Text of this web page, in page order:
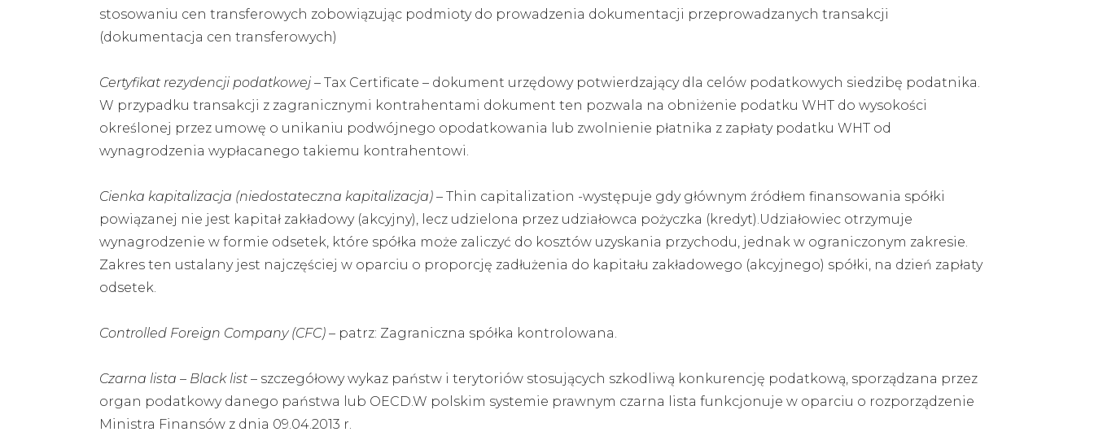
stosowaniu cen transferowych zobowiązując podmioty do prowadzenia dokumentacji przeprowadzanych transakcji
(dokumentacja cen transferowych)
Certyfikat rezydencji podatkowej – Tax Certificate – dokument urzędowy potwierdzający dla celów podatkowych siedzibę podatnika.
W przypadku transakcji z zagranicznymi kontrahentami dokument ten pozwala na obniżenie podatku WHT do wysokości
określonej przez umowę o unikaniu podwójnego opodatkowania lub zwolnienie płatnika z zapłaty podatku WHT od
wynagrodzenia wypłacanego takiemu kontrahentowi.
Cienka kapitalizacja (niedostateczna kapitalizacja) – Thin capitalization -występuje gdy głównym źródłem finansowania spółki
powiązanej nie jest kapitał zakładowy (akcyjny), lecz udzielona przez udziałowca pożyczka (kredyt).Udziałowiec otrzymuje
wynagrodzenie w formie odsetek, które spółka może zaliczyć do kosztów uzyskania przychodu, jednak w ograniczonym zakresie.
Zakres ten ustalany jest najczęściej w oparciu o proporcję zadłużenia do kapitału zakładowego (akcyjnego) spółki, na dzień zapłaty
odsetek.
Controlled Foreign Company (CFC) – patrz: Zagraniczna spółka kontrolowana.
Czarna lista – Black list – szczegółowy wykaz państw i terytoriów stosujących szkodliwą konkurencję podatkową, sporządzana przez
organ podatkowy danego państwa lub OECD.W polskim systemie prawnym czarna lista funkcjonuje w oparciu o rozporządzenie
Ministra Finansów z dnia 09.04.2013 r.